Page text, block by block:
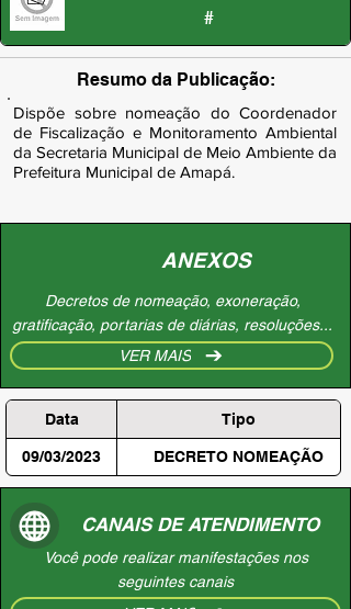
#
Resumo da Publicação:
Dispõe sobre nomeação do Coordenador
de Fiscalização e Monitoramento Ambiental
da Secretaria Municipal de Meio Ambiente da
Prefeitura Municipal de Amapá.
ANEXOS
Decretos de nomeação, exoneração,
gratificação, portarias de diárias, resoluções...
VER MAIS
Data Tipo
09/03/2023 DECRETO NOMEAÇÃO
CANAIS DE ATENDIMENTO
Você pode realizar manifestações nos
seguintes canais